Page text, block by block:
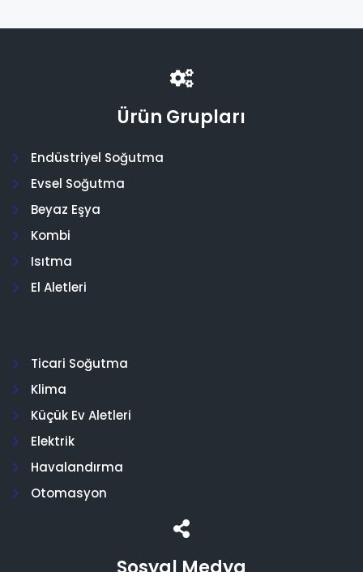
Ürün Grupları
Endüstriyel Soğutma
Evsel Soğutma
Beyaz Eşya
Kombi
Isıtma
El Aletleri
Ticari Soğutma
Klima
Küçük Ev Aletleri
Elektrik
Havalandırma
Otomasyon